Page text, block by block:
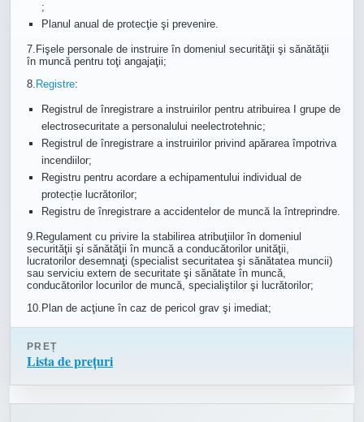
;
Planul anual de protecţie şi prevenire.
7.Fişele personale de instruire în domeniul securităţii şi sănătăţii
în muncă pentru toţi angajaţii;
8. Registre:
Registrul de înregistrare a instruirilor pentru atribuirea I grupe de
electrosecuritate a personalului neelectrotehnic;
Registrul de înregistrare a instruirilor privind apărarea împotriva
incendiilor;
Registru pentru acordare a echipamentului individual de
protecție lucrătorilor;
Registru de înregistrare a accidentelor de muncă la întreprindre.
9.Regulament cu privire la stabilirea atribuţiilor în domeniul
securităţii şi sănătăţii în muncă a conducătorilor unităţii,
lucratorilor desemnaţi (specialist securitatea şi sănătatea muncii)
sau serviciu extern de securitate şi sănătate în muncă,
conducătorilor locurilor de muncă, specialiştilor şi lucrătorilor;
10.Plan de acţiune în caz de pericol grav şi imediat;
PREȚ
Lista de prețuri